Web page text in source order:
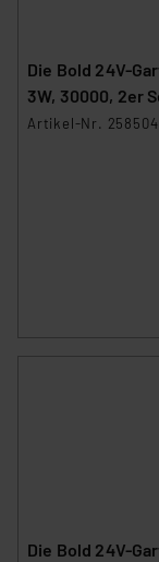
Die Bold 24V-
3W, 30000, 2er
Artikel-Nr. 258504
Die Bold 24V-